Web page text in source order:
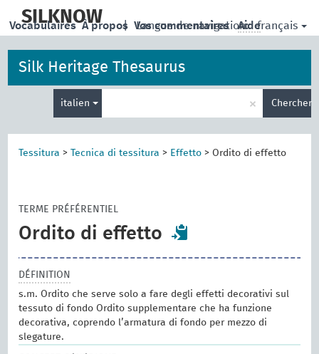
main
SILKNOW | Langue de navigation: français
Vocabulaires À propos Vos commentaires Aide
Silk Heritage Thesaurus
italien
de
recherche
× Chercher
Tessitura > Tecnica di tessitura > Effetto > Ordito di effetto
TERME PRÉFÉRENTIEL
Ordito di effetto
DÉFINITION
s.m. Ordito che serve solo a fare degli effetti decorativi sul
tessuto di fondo Ordito supplementare che ha funzione
decorativa, coprendo l’armatura di fondo per mezzo di
slegature.